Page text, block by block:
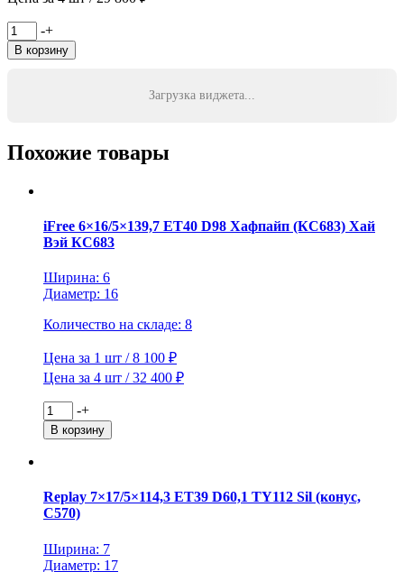
Количество
товара
iFree
(КС587)
Хай
-+
В корзину
Загрузка виджета...
Похожие товары
iFree 6×16/5×139,7 ET40 D98 Хафпайп (КС683) Хай
Вэй КС683
Ширина: 6
Диаметр: 16
Количество на складе: 8
Цена за 1 шт / 8 100 ₽
Цена за 4 шт / 32 400 ₽
Количество
товара
iFree
D98
Хафпайп
(КС683)
Вэй
-+
В корзину
Replay 7×17/5×114,3 ET39 D60,1 TY112 Sil (конус,
C570)
Ширина: 7
Диаметр: 17